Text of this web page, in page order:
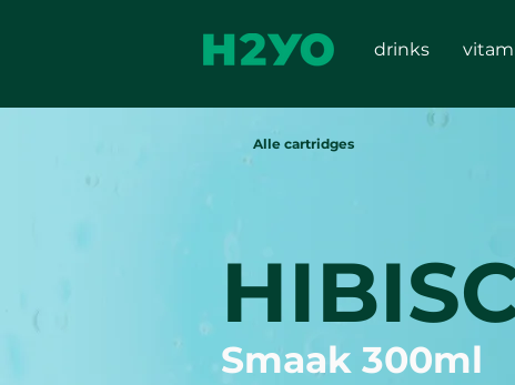
drinks
Alle cartridges
Smaak 300ml